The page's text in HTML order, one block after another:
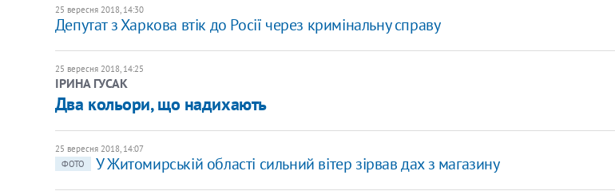
25 вересня 2018, 14:30
Депутат з Харкова втік до Росії через кримінальну справу
25 вересня 2018, 14:25
ІРИНА ГУСАК
Два кольори, що надихають
25 вересня 2018, 14:07
ФОТО
У Житомирській області сильний вітер зірвав дах з магазину